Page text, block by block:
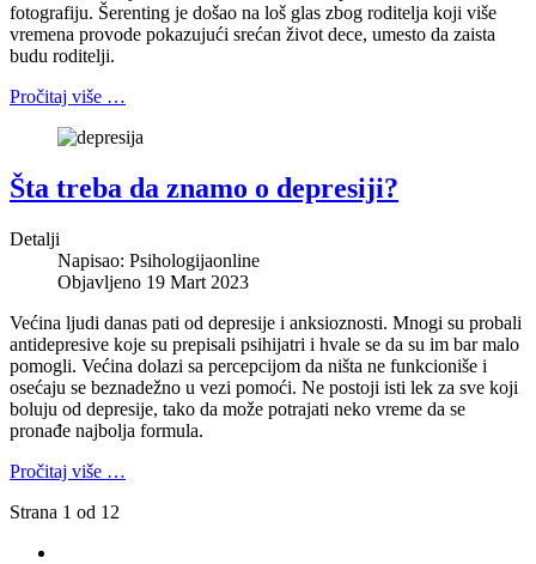
fotografiju. Šerenting je došao na loš glas zbog roditelja koji više
vremena provode pokazujući srećan život dece, umesto da zaista
budu roditelji.
Pročitaj više …
Šta treba da znamo o depresiji?
Detalji
Napisao: Psihologijaonline
Objavljeno 19 Mart 2023
Većina ljudi danas pati od depresije i anksioznosti. Mnogi su probali
antidepresive koje su prepisali psihijatri i hvale se da su im bar malo
pomogli. Većina dolazi sa percepcijom da ništa ne funkcioniše i
osećaju se beznadežno u vezi pomoći. Ne postoji isti lek za sve koji
boluju od depresije, tako da može potrajati neko vreme da se
pronađe najbolja formula.
Pročitaj više …
Strana 1 od 12